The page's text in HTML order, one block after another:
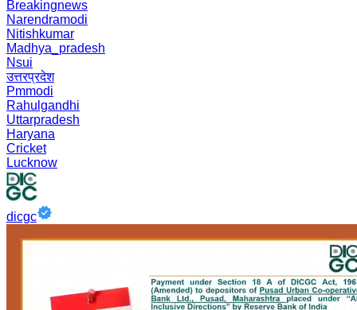
Breakingnews
Narendramodi
Nitishkumar
Madhya_pradesh
Nsui
उत्तरप्रदेश
Pmmodi
Rahulgandhi
Uttarpradesh
Haryana
Cricket
Lucknow
dicgc